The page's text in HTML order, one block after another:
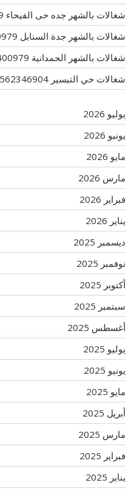
شغالات بالشهر جده حى الفيحاء 0577265649
شغالات بالشهر جدة السنابل 0571400979
شغالات بالشهر الحمدانية 0571400979
شغالات حي التيسير 0562346904
يوليو 2026
يونيو 2026
مايو 2026
مارس 2026
فبراير 2026
يناير 2026
ديسمبر 2025
نوفمبر 2025
أكتوبر 2025
سبتمبر 2025
أغسطس 2025
يوليو 2025
يونيو 2025
مايو 2025
أبريل 2025
مارس 2025
فبراير 2025
يناير 2025